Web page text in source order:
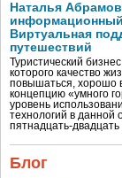
Наталья
Виртуальная
путешествий
Туристический
которого качество
повышаться, хорошо
концепцию «умного
уровень
технологий в данной
пятнадцать-двадцать
Блог